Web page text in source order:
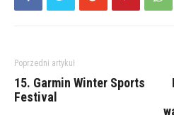
Poprzedni artykuł
15. Garmin Winter Sports
Festival